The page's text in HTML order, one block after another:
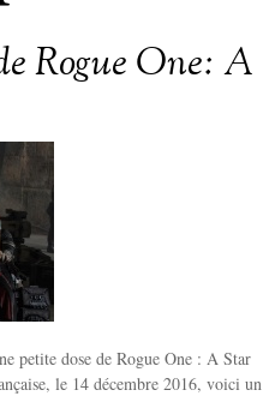
Rogue One: A
petite dose de Rogue One : A Star
le 14 décembre 2016, voici un